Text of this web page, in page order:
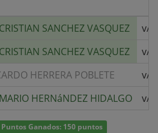
CRISTIAN SANCHEZ VASQUEZ
v/s
CRISTIAN SANCHEZ VASQUEZ
v/s
HERRERA POBLETE
v/s
MARIO HERNáNDEZ HIDALGO v/s
Puntos Ganados: 150 puntos